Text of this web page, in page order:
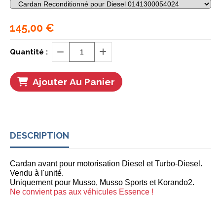
145,00 €
Quantité :
Ajouter Au Panier
DESCRIPTION
Cardan avant pour motorisation Diesel et Turbo-Diesel.
Vendu à l'unité.
Uniquement pour Musso, Musso Sports et Korando2.
Ne convient pas aux véhicules Essence !